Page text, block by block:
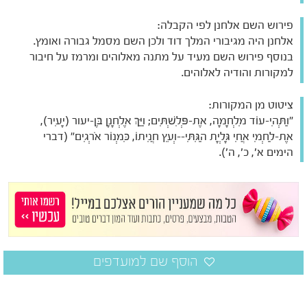
פירוש השם אלחנן לפי הקבלה:
אלחנן היה מגיבורי המלך דוד ולכן השם מסמל גבורה ואומץ.
בנוסף פירוש השם מעיד על מתנה מאלוהים ומרמז על חיבור
למקורות והודיה לאלוהים.
ציטוט מן המקורות:
"וַתְּהִי-עוֹד מִלְחָמָה, אֶת-פְּלִשְׁתִּים; וַיַּךְ אֶלְחָנָן בֶּן-יעור (יָעִיר),
אֶת-לַחְמִי אֲחִי גָּלְיָת הַגִּתִּי--וְעֵץ חֲנִיתוֹ, כִּמְנוֹר אֹרְגִים" (דברי
הימים א', כ', ה').